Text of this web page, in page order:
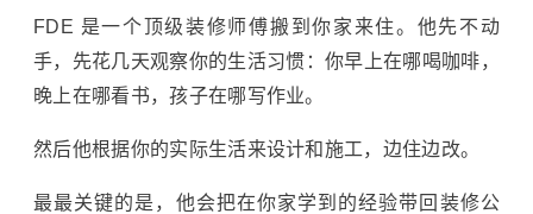
FDE 是一个顶级装修师傅搬到你家来住。他先不动
手，先花几天观察你的生活习惯：你早上在哪喝咖啡，
晚上在哪看书，孩子在哪写作业。
然后他根据你的实际生活来设计和施工，边住边改。
最最关键的是，他会把在你家学到的经验带回装修公